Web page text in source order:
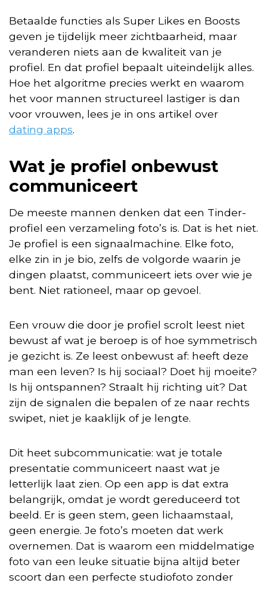
Betaalde functies als Super Likes en Boosts
geven je tijdelijk meer zichtbaarheid, maar
veranderen niets aan de kwaliteit van je
profiel. En dat profiel bepaalt uiteindelijk alles.
Hoe het algoritme precies werkt en waarom
het voor mannen structureel lastiger is dan
voor vrouwen, lees je in ons artikel over
dating apps.
Wat je profiel onbewust
communiceert
De meeste mannen denken dat een Tinder-
profiel een verzameling foto’s is. Dat is het niet.
Je profiel is een signaalmachine. Elke foto,
elke zin in je bio, zelfs de volgorde waarin je
dingen plaatst, communiceert iets over wie je
bent. Niet rationeel, maar op gevoel.
Een vrouw die door je profiel scrolt leest niet
bewust af wat je beroep is of hoe symmetrisch
je gezicht is. Ze leest onbewust af: heeft deze
man een leven? Is hij sociaal? Doet hij moeite?
Is hij ontspannen? Straalt hij richting uit? Dat
zijn de signalen die bepalen of ze naar rechts
swipet, niet je kaaklijk of je lengte.
Dit heet subcommunicatie: wat je totale
presentatie communiceert naast wat je
letterlijk laat zien. Op een app is dat extra
belangrijk, omdat je wordt gereduceerd tot
beeld. Er is geen stem, geen lichaamstaal,
geen energie. Je foto’s moeten dat werk
overnemen. Dat is waarom een middelmatige
foto van een leuke situatie bijna altijd beter
scoort dan een perfecte studiofoto zonder